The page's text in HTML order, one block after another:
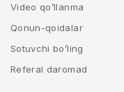
Video qo’llanma
Qonun-qoidalar
Sotuvchi bo’ling
Referal daromad